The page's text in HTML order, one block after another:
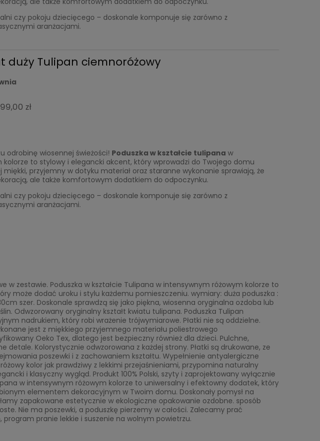
czy pokoju dziecięcego – doskonale komponuje się zarówno z
aranżacjami.
duży Tulipan ciemnoróżowy
99,00 zł
odrobinę wiosennej świeżości! Poduszka w kształcie tulipanaw
to stylowy i elegancki akcent, który wprowadzi do Twojego domu
miękki, przyjemny w dotyku materiał oraz staranne wykonanie sprawiają, że
ale także komfortowym dodatkiem do odpoczynku.
czy pokoju dziecięcego – doskonale komponuje się zarówno z
aranżacjami.
w zestawie. Poduszka w kształcie Tulipana w intensywnym różowym kolorze to
może dodać uroku i stylu każdemu pomieszczeniu. wymiary: duża poduszka :
szer. Doskonale sprawdzą się jako piękna, wiosenna oryginalna ozdoba lub
Odwzorowany oryginalny kształt kwiatu tulipana. Poduszka Tulipan
nadrukiem, który robi wrażenie trójwymiarowe. Płatki nie są oddzielne.
jest z miękkiego przyjemnego materiału poliestrowego
Oeko Tex, dlatego jest bezpieczny również dla dzieci. Pulchne,
detale. Kolorystycznie odwzorowana z każdej strony. Płatki są drukowane, ze
poszewki i z zachowaniem kształtu. Wypełnienie antyalergiczne
kolor jak prawdziwy z lekkimi przejaśnieniami, przypomina naturalny
i klasyczny wygląd. Produkt 100% Polski, szyty i zaprojektowany wyłącznie
w intensywnym różowym kolorze to uniwersalny i efektowny dodatek, który
elementem dekoracyjnym w Twoim domu. Doskonały pomysł na
zapakowane estetycznie w ekologiczne opakowanie ozdobne. sposób
Nie ma poszewki, a poduszkę pierzemy w całości. Zalecamy prać
pranie lekkie i suszenie na wolnym powietrzu.